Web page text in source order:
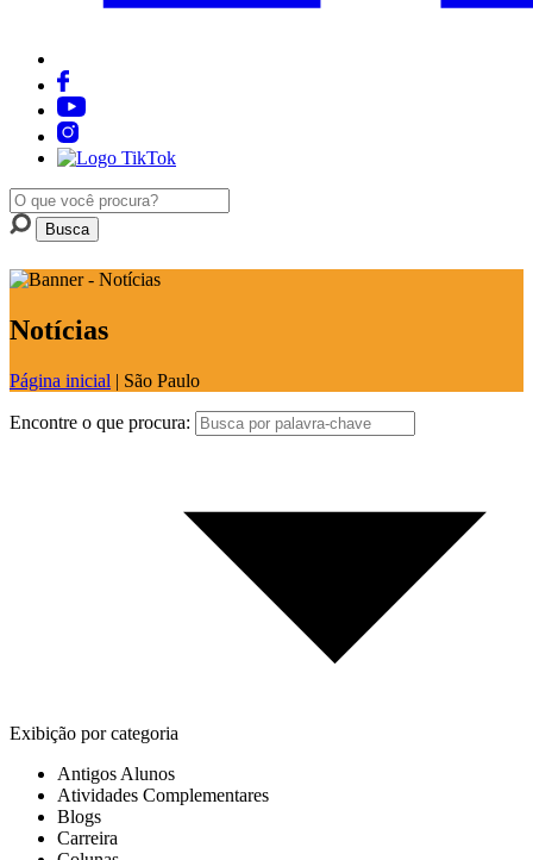
Notícias
Página inicial | São Paulo
Encontre o que procura:
Exibição por categoria
Antigos Alunos
Atividades Complementares
Blogs
Carreira